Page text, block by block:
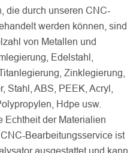
die durch unseren CNC-
werden können, sind
von Metallen und
Edelstahl,
Zinklegierung,
Stahl, ABS, PEEK, Acryl,
Hdpe usw.
Echtheit der Materialien
Bearbeitungsservice ist
ausgestattet und kann